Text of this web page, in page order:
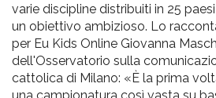
varie discipline distribuiti in 25
un obiettivo ambizioso. Lo
per Eu Kids Online Giovanna
dell'Osservatorio sulla
cattolica di Milano: «È la prima